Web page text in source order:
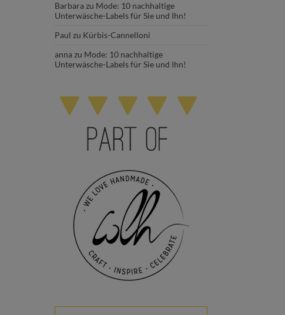
Barbara zu Mode: 10 nachhaltige
Unterwäsche-Labels für Sie und Ihn!
Paul zu Kürbis-Cannelloni
anna zu Mode: 10 nachhaltige
Unterwäsche-Labels für Sie und Ihn!